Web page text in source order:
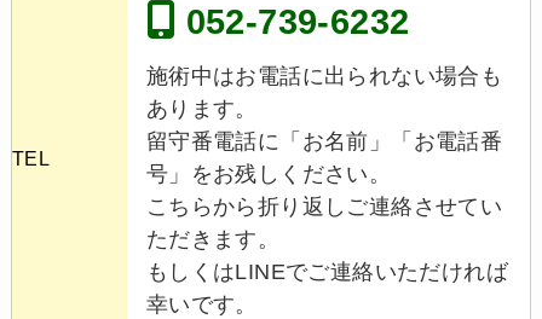
TEL
052-739-6232
施術中はお電話に出られない場合も
あります。
留守番電話に「お名前」「お電話番
号」をお残しください。
こちらから折り返しご連絡させてい
ただきます。
もしくはLINEでご連絡いただければ
幸いです。